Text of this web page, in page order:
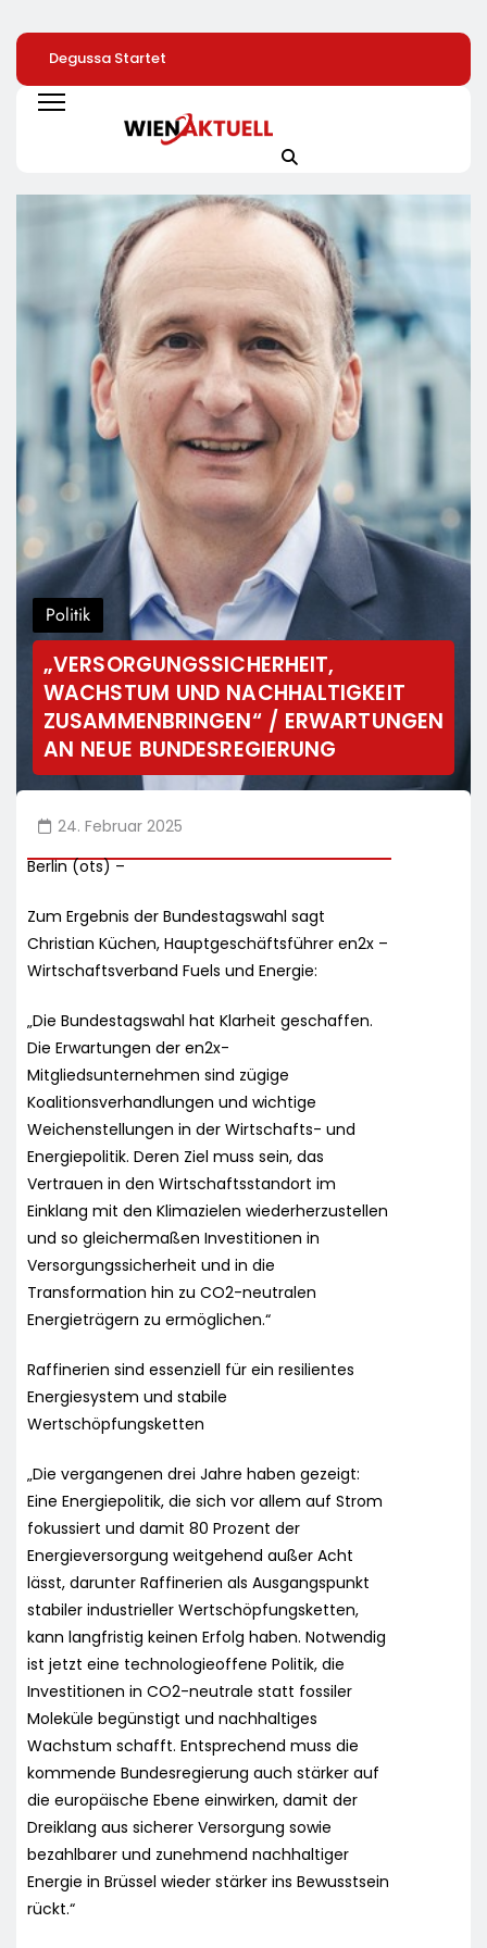
Degussa Startet
Smarte,
Generationsübergreifende
Kampagne Für
Leistungsminderungen
Dem Vorjahr
Gestiegen / BA-
Verbraucher Das
Politik
„VERSORGUNGSSICHERHEIT,
WACHSTUM UND NACHHALTIGKEIT
ZUSAMMENBRINGEN“ / ERWARTUNGEN
AN NEUE BUNDESREGIERUNG
24. Februar 2025
Berlin (ots) –
Zum Ergebnis der Bundestagswahl sagt
Christian Küchen, Hauptgeschäftsführer en2x –
Wirtschaftsverband Fuels und Energie:
„Die Bundestagswahl hat Klarheit geschaffen.
Die Erwartungen der en2x-
Mitgliedsunternehmen sind zügige
Koalitionsverhandlungen und wichtige
Weichenstellungen in der Wirtschafts- und
Energiepolitik. Deren Ziel muss sein, das
Vertrauen in den Wirtschaftsstandort im
Einklang mit den Klimazielen wiederherzustellen
und so gleichermaßen Investitionen in
Versorgungssicherheit und in die
Transformation hin zu CO2-neutralen
Energieträgern zu ermöglichen.“
Raffinerien sind essenziell für ein resilientes
Energiesystem und stabile
Wertschöpfungsketten
„Die vergangenen drei Jahre haben gezeigt:
Eine Energiepolitik, die sich vor allem auf Strom
fokussiert und damit 80 Prozent der
Energieversorgung weitgehend außer Acht
lässt, darunter Raffinerien als Ausgangspunkt
stabiler industrieller Wertschöpfungsketten,
kann langfristig keinen Erfolg haben. Notwendig
ist jetzt eine technologieoffene Politik, die
Investitionen in CO2-neutrale statt fossiler
Moleküle begünstigt und nachhaltiges
Wachstum schafft. Entsprechend muss die
kommende Bundesregierung auch stärker auf
die europäische Ebene einwirken, damit der
Dreiklang aus sicherer Versorgung sowie
bezahlbarer und zunehmend nachhaltiger
Energie in Brüssel wieder stärker ins Bewusstsein
rückt.“